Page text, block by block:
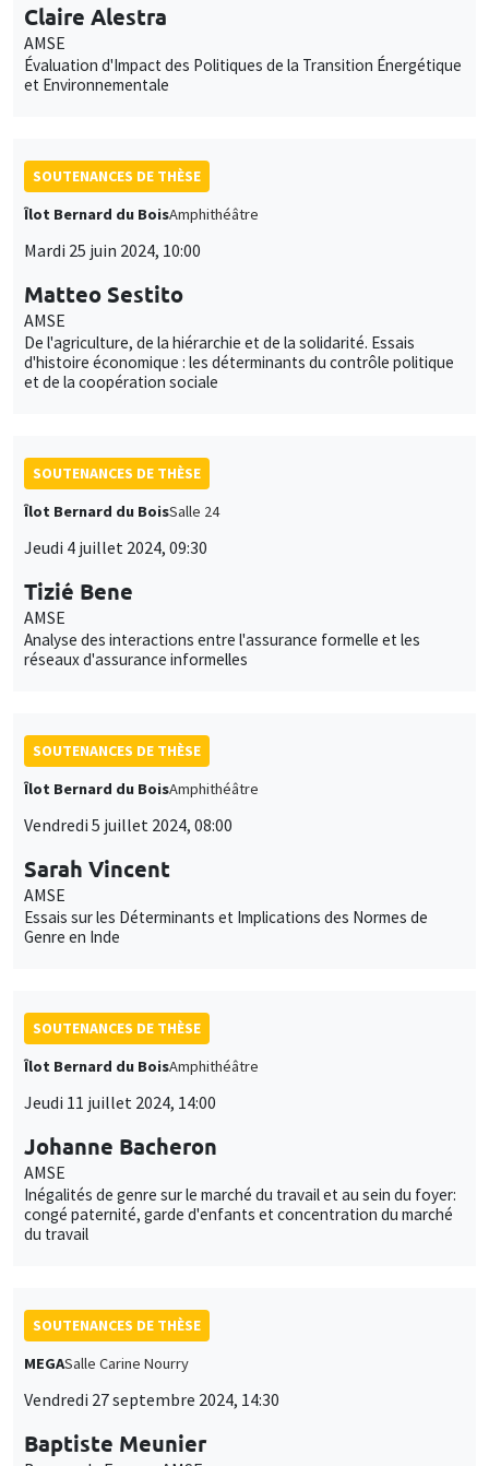
Claire Alestra
AMSE
Évaluation d'Impact des Politiques de la Transition Énergétique
et Environnementale
SOUTENANCES DE THÈSE
Îlot Bernard du BoisAmphithéâtre
Mardi 25 juin 2024, 10:00
Matteo Sestito
AMSE
De l'agriculture, de la hiérarchie et de la solidarité. Essais
d'histoire économique : les déterminants du contrôle politique
et de la coopération sociale
SOUTENANCES DE THÈSE
Îlot Bernard du BoisSalle 24
Jeudi 4 juillet 2024, 09:30
Tizié Bene
AMSE
Analyse des interactions entre l'assurance formelle et les
réseaux d'assurance informelles
SOUTENANCES DE THÈSE
Îlot Bernard du BoisAmphithéâtre
Vendredi 5 juillet 2024, 08:00
Sarah Vincent
AMSE
Essais sur les Déterminants et Implications des Normes de
Genre en Inde
SOUTENANCES DE THÈSE
Îlot Bernard du BoisAmphithéâtre
Jeudi 11 juillet 2024, 14:00
Johanne Bacheron
AMSE
Inégalités de genre sur le marché du travail et au sein du foyer:
congé paternité, garde d'enfants et concentration du marché
du travail
SOUTENANCES DE THÈSE
MEGASalle Carine Nourry
Vendredi 27 septembre 2024, 14:30
Baptiste Meunier